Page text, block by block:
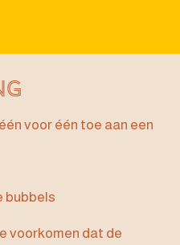
voor één toe aan een
bubbels
voorkomen dat de